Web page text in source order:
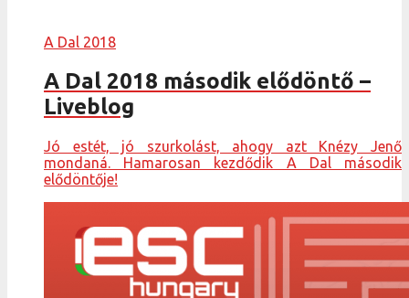
A Dal 2018
A Dal 2018 második elődöntő –
Liveblog
Jó estét, jó szurkolást, ahogy azt Knézy Jenő
mondaná. Hamarosan kezdődik A Dal második
elődöntője!